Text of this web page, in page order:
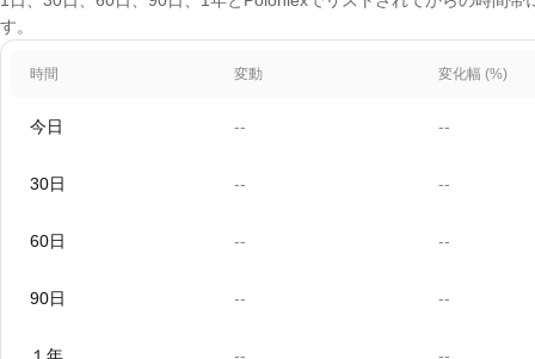
す。
時間 変動 変化幅 (%)
今日 -- --
30日 -- --
60日 -- --
90日 -- --